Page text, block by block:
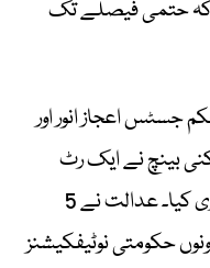
کہ حتمی فیصلے تک
جسٹس اعجاز انور اور
اللہ خان پر مشتمل 2 رکنی بینچ نے ایک رٹ
درخواست کی سماعت کے دوران جاری کیا۔ عدالت نے 5
6 مئی 2026 کے دونوں حکومتی نوٹیفکیشنز